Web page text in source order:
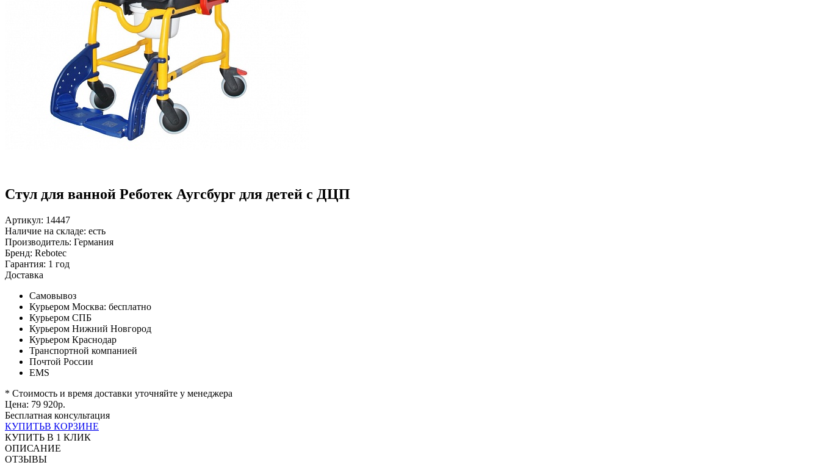
Стул для ванной Реботек Аугсбург для детей с ДЦП
Артикул: 14447
Наличие на складе: есть
Производитель: Германия
Бренд: Rebotec
Гарантия: 1 год
Доставка
Самовывоз
Курьером Москва: бесплатно
Курьером СПБ
Курьером Нижний Новгород
Курьером Краснодар
Транспортной компанией
Почтой России
EMS
* Стоимость и время доставки уточняйте у менеджера
Цена: 79 920р.
Бесплатная консультация
КУПИТЬВ КОРЗИНЕ
КУПИТЬ В 1 КЛИК
ОПИСАНИЕ
ОТЗЫВЫ